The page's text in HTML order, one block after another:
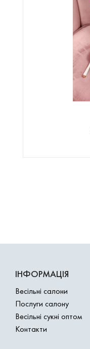
ІНФОРМАЦІЯ
Весільні салони
Послуги салону
Весільні сукні оптом
Контакти